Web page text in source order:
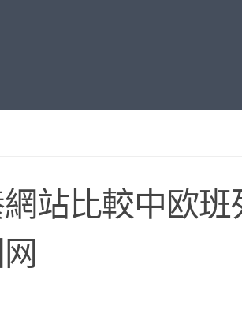
站比較中欧班